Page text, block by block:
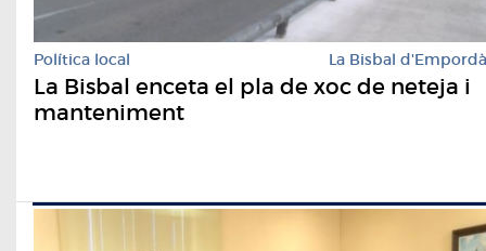
Política local La Bisbal d'Empordà
La Bisbal enceta el pla de xoc de neteja i
manteniment